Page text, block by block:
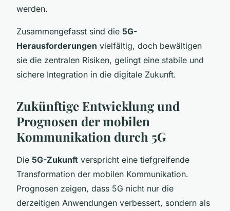
werden.
Zusammengefasst sind die 5G-
Herausforderungen vielfältig, doch bewältigen
sie die zentralen Risiken, gelingt eine stabile und
sichere Integration in die digitale Zukunft.
Zukünftige Entwicklung und
Prognosen der mobilen
Kommunikation durch 5G
Die 5G-Zukunft verspricht eine tiefgreifende
Transformation der mobilen Kommunikation.
Prognosen zeigen, dass 5G nicht nur die
derzeitigen Anwendungen verbessert, sondern als